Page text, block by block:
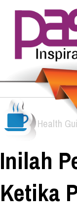
Health
Inilah
Ketika